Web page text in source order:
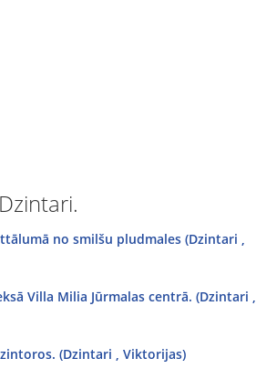
no smilšu pludmales (Dzintari ,
Villa Milia Jūrmalas centrā. (Dzintari ,
(Dzintari , Viktorijas)